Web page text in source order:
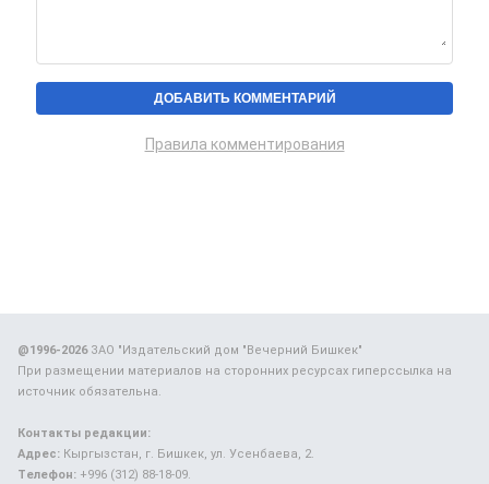
Правила комментирования
@1996-2026ЗАО "Издательский дом "Вечерний Бишкек"
При размещении материалов на сторонних ресурсах гиперссылка на
источник обязательна.
Контакты редакции:
Адрес: Кыргызстан, г. Бишкек, ул. Усенбаева, 2.
Телефон: +996 (312) 88-18-09.